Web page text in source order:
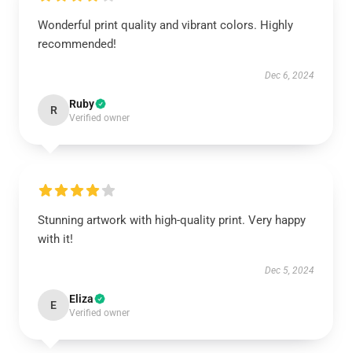
Wonderful print quality and vibrant colors. Highly
recommended!
Dec 6, 2024
R Ruby
Verified owner
Stunning artwork with high-quality print. Very happy
with it!
Dec 5, 2024
E Eliza
Verified owner